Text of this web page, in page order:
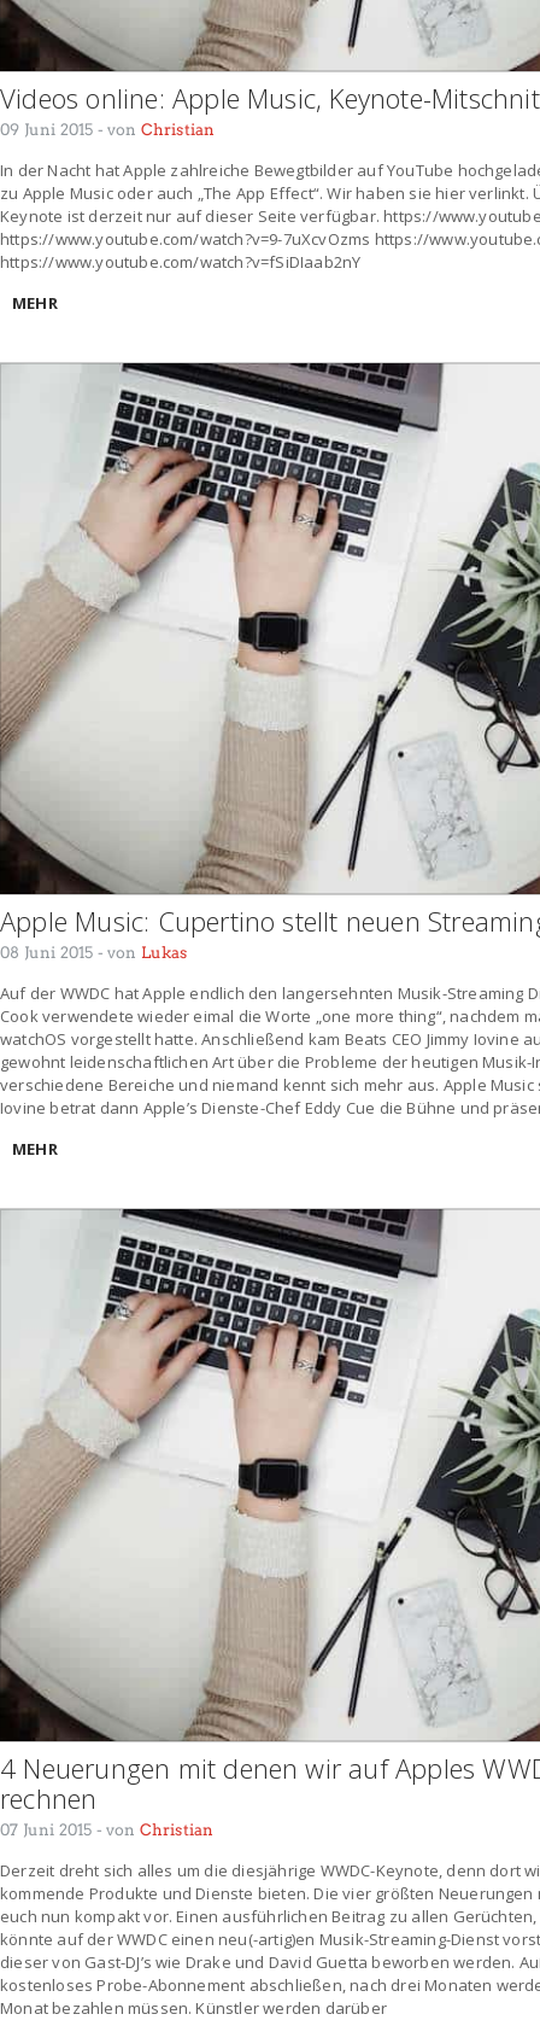
Videos online: Apple Music, Keynote-
09 Juni 2015 - von Christian
In der Nacht hat Apple zahlreiche Bewegtbilder auf YouTube
zu Apple Music oder auch „The App Effect“. Wir haben sie hier
Keynote ist derzeit nur auf dieser Seite verfügbar. https://
https://www.youtube.com/watch?v=9-7uXcvOzms https://
https://www.youtube.com/watch?v=fSiDIaab2nY
MEHR
Apple Music: Cupertino stellt neuen
08 Juni 2015 - von Lukas
Auf der WWDC hat Apple endlich den langersehnten Musik-Streaming
Cook verwendete wieder eimal die Worte „one more thing“, nachdem
watchOS vorgestellt hatte. Anschließend kam Beats CEO Jimmy Iovine
gewohnt leidenschaftlichen Art über die Probleme der heutigen Musik-
verschiedene Bereiche und niemand kennt sich mehr aus. Apple
Iovine betrat dann Apple’s Dienste-Chef Eddy Cue die Bühne und
MEHR
4 Neuerungen mit denen wir auf Apples
rechnen
07 Juni 2015 - von Christian
Derzeit dreht sich alles um die diesjährige WWDC-Keynote, denn dort
kommende Produkte und Dienste bieten. Die vier größten
euch nun kompakt vor. Einen ausführlichen Beitrag zu allen
könnte auf der WWDC einen neu(-artig)en Musik-Streaming-Dienst
dieser von Gast-DJ’s wie Drake und David Guetta beworben werden.
kostenloses Probe-Abonnement abschließen, nach drei Monaten
Monat bezahlen müssen. Künstler werden darüber